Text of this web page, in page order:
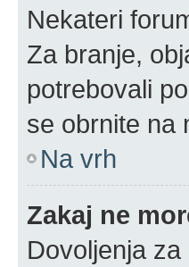
Nekateri
Za branje,
potrebovali
se obrnite na
Na vrh
Zakaj ne
Dovoljenja